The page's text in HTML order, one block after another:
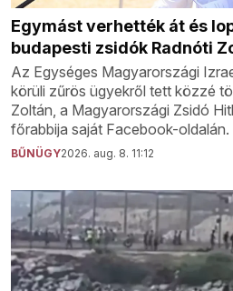
Egymást verhették át és
budapesti zsidók Radnóti
Az Egységes Magyarországi
körüli zűrös ügyekről tett közzé
Zoltán, a Magyarországi Zsidó
főrabbija saját Facebook-oldalán.
BŰNÜGY2026. aug. 8. 11:12